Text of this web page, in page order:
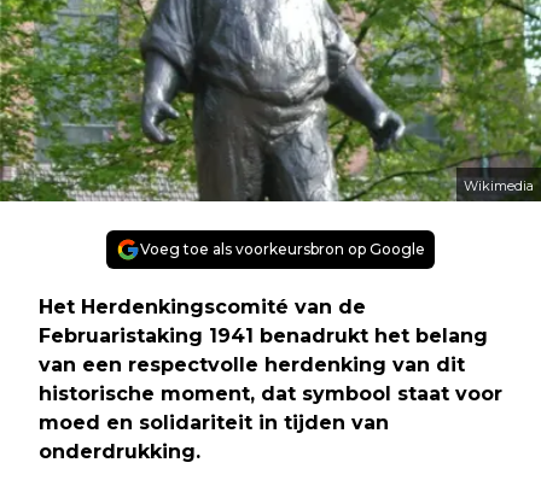
Wikimedia
Voeg toe als voorkeursbron op Google
Het Herdenkingscomité van de
Februaristaking 1941 benadrukt het belang
van een respectvolle herdenking van dit
historische moment, dat symbool staat voor
moed en solidariteit in tijden van
onderdrukking.